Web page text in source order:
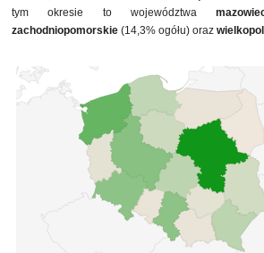
tym okresie to województwa
zachodniopomorskie (14,3% ogółu) oraz